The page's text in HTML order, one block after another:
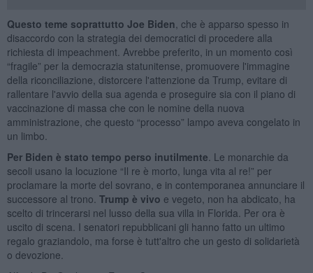
Questo teme soprattutto Joe Biden , che è apparso spesso in
disaccordo con la strategia dei democratici di procedere alla
richiesta di impeachment. Avrebbe preferito, in un momento così
“fragile” per la democrazia statunitense, promuovere l'immagine
della riconciliazione, distorcere l'attenzione da Trump, evitare di
rallentare l'avvio della sua agenda e proseguire sia con il piano di
vaccinazione di massa che con le nomine della nuova
amministrazione, che questo “processo” lampo aveva congelato in
un limbo.
Per Biden è stato tempo perso inutilmente . Le monarchie da
secoli usano la locuzione “Il re è morto, lunga vita al re!” per
proclamare la morte del sovrano, e in contemporanea annunciare il
successore al trono. Trump è vivo e vegeto, non ha abdicato, ha
scelto di trincerarsi nel lusso della sua villa in Florida. Per ora è
uscito di scena. I senatori repubblicani gli hanno fatto un ultimo
regalo graziandolo, ma forse è tutt'altro che un gesto di solidarietà
o devozione.